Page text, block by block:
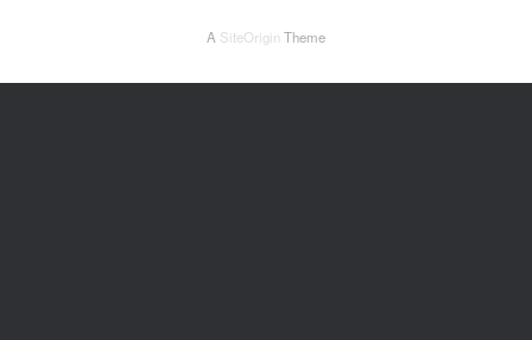
A SiteOrigin Theme